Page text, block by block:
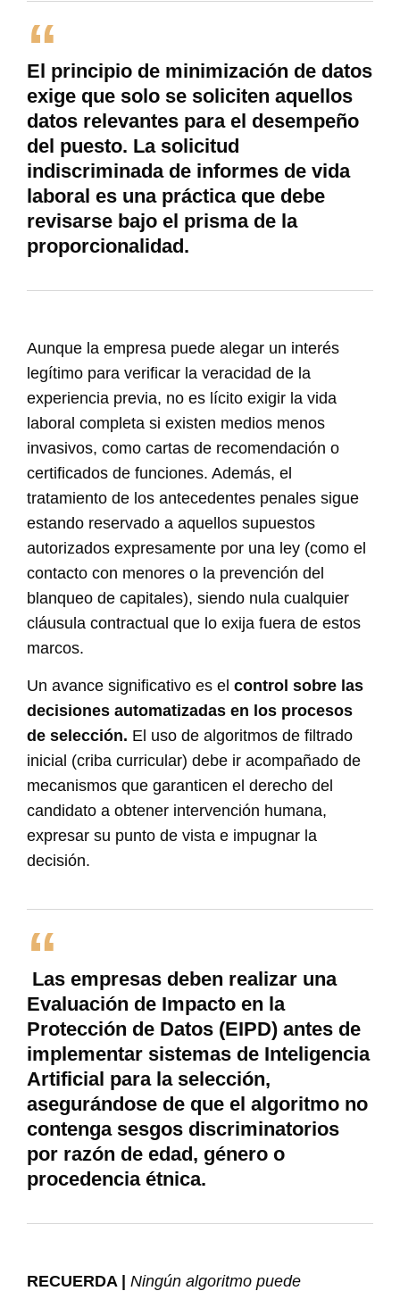
El principio de minimización de datos
exige que solo se soliciten aquellos
datos relevantes para el desempeño
del puesto. La solicitud
indiscriminada de informes de vida
laboral es una práctica que debe
revisarse bajo el prisma de la
proporcionalidad.
Aunque la empresa puede alegar un interés
legítimo para verificar la veracidad de la
experiencia previa, no es lícito exigir la vida
laboral completa si existen medios menos
invasivos, como cartas de recomendación o
certificados de funciones. Además, el
tratamiento de los antecedentes penales sigue
estando reservado a aquellos supuestos
autorizados expresamente por una ley (como el
contacto con menores o la prevención del
blanqueo de capitales), siendo nula cualquier
cláusula contractual que lo exija fuera de estos
marcos.
Un avance significativo es el control sobre las
decisiones automatizadas en los procesos
de selección. El uso de algoritmos de filtrado
inicial (criba curricular) debe ir acompañado de
mecanismos que garanticen el derecho del
candidato a obtener intervención humana,
expresar su punto de vista e impugnar la
decisión.
Las empresas deben realizar una
Evaluación de Impacto en la
Protección de Datos (EIPD) antes de
implementar sistemas de Inteligencia
Artificial para la selección,
asegurándose de que el algoritmo no
contenga sesgos discriminatorios
por razón de edad, género o
procedencia étnica.
RECUERDA | Ningún algoritmo puede